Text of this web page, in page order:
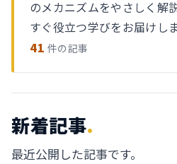
のメカニズムをやさしく解
すぐ役立つ学びをお届けしま
41 件の記事
新着記事.
最近公開した記事です。